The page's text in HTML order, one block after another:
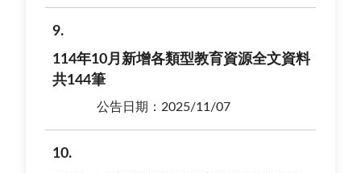
9
114年10月新增各類型教育資源全文資料
共144筆
公告日期：2025/11/07
10